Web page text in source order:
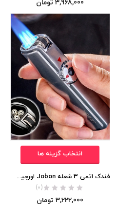
3,968,000 تومان
انتخاب گزینه ها
فندک اتمی 3 شعله Jobon اورجینال
(0)
3,222,000 تومان